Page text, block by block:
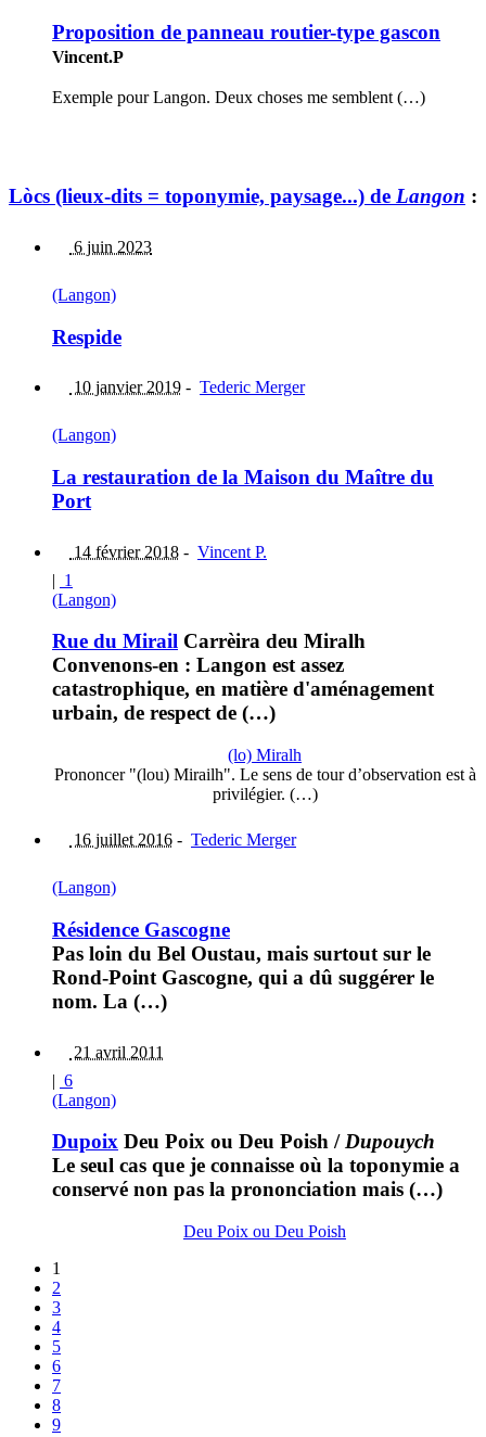
Proposition de panneau routier-type gascon
Vincent.P
Exemple pour Langon. Deux choses me semblent (…)
Lòcs (lieux-dits = toponymie, paysage...) de Langon :
6 juin 2023
(Langon)
Respide
10 janvier 2019 - Tederic Merger
(Langon)
La restauration de la Maison du Maître du
Port
14 février 2018 - Vincent P.
| 1
(Langon)
Rue du Mirail Carrèira deu Miralh
Convenons-en : Langon est assez
catastrophique, en matière d'aménagement
urbain, de respect de (…)
(lo) Miralh
Prononcer "(lou) Mirailh". Le sens de tour d’observation est à
privilégier. (…)
16 juillet 2016 - Tederic Merger
(Langon)
Résidence Gascogne
Pas loin du Bel Oustau, mais surtout sur le
Rond-Point Gascogne, qui a dû suggérer le
nom. La (…)
21 avril 2011
| 6
(Langon)
Dupoix Deu Poix ou Deu Poish /Dupouych
Le seul cas que je connaisse où la toponymie a
conservé non pas la prononciation mais (…)
Deu Poix ou Deu Poish
1
2
3
4
5
6
7
8
9